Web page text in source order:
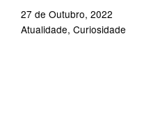
27 de Outubro, 2022
Atualidade Curiosidade